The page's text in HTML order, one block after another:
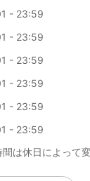
- 23:59
- 23:59
- 23:59
- 23:59
- 23:59
- 23:59
は休日によって